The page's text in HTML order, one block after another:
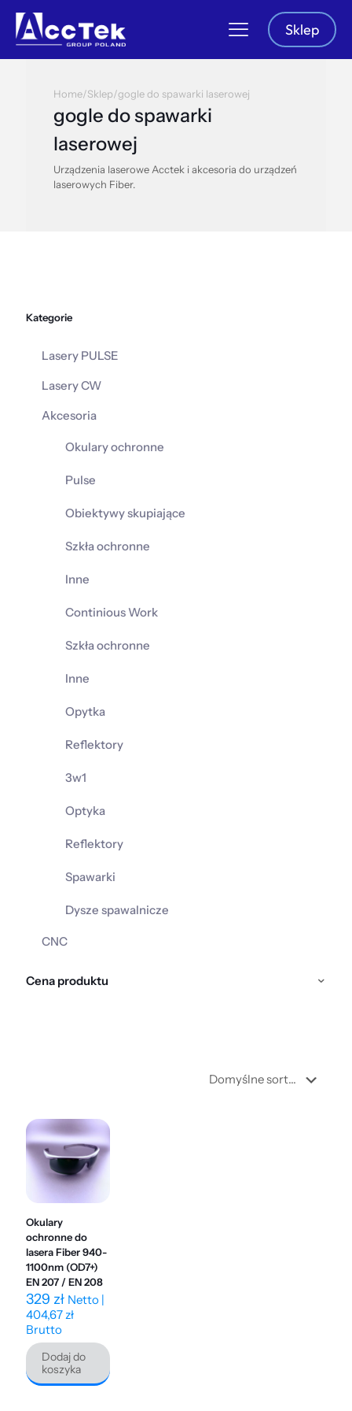
Sklep
Home/Sklep/gogle do spawarki laserowej
gogle do spawarki
laserowej
Urządzenia laserowe Acctek i akcesoria do urządzeń
laserowych Fiber.
Kategorie
Lasery PULSE
Lasery CW
Akcesoria
Okulary ochronne
Pulse
Obiektywy skupiające
Szkła ochronne
Inne
Continious Work
Szkła ochronne
Inne
Opytka
Reflektory
3w1
Optyka
Reflektory
Spawarki
Dysze spawalnicze
CNC
Cena produktu
Okulary
ochronne do
lasera Fiber 940-
1100nm (OD7+)
EN 207 / EN 208
329 zł Netto |
404,67zł
Brutto
Dodaj do
koszyka